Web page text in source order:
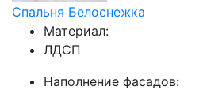
Спальня Белоснежка
Материал:
ЛДСП
Наполнение фасадов: